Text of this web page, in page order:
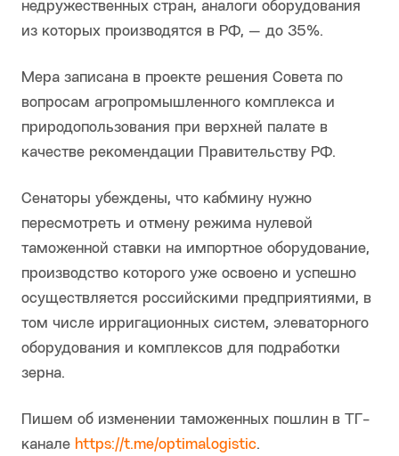
недружественных стран, аналоги оборудования
из которых производятся в РФ, — до 35%.
Мера записана в проекте решения Совета по
вопросам агропромышленного комплекса и
природопользования при верхней палате в
качестве рекомендации Правительству РФ.
Сенаторы убеждены, что кабмину нужно
пересмотреть и отмену режима нулевой
таможенной ставки на импортное оборудование,
производство которого уже освоено и успешно
осуществляется российскими предприятиями, в
том числе ирригационных систем, элеваторного
оборудования и комплексов для подработки
зерна.
Пишем об изменении таможенных пошлин в ТГ-
канале https://t.me/optimalogistic.